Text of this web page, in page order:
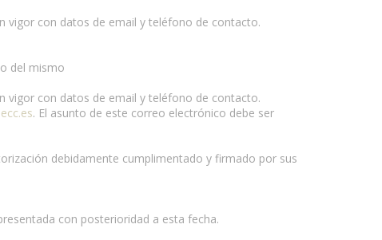
vigor con datos de email y teléfono de contacto.
del mismo
vigor con datos de email y teléfono de contacto.
. El asunto de este correo electrónico debe ser
debidamente cumplimentado y firmado por sus
con posterioridad a esta fecha.